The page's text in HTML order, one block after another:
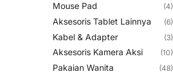
Mouse Pad (4)
Aksesoris Tablet Lainnya (6)
Kabel & Adapter (3)
Aksesoris Kamera Aksi (10)
Pakaian Wanita (48)